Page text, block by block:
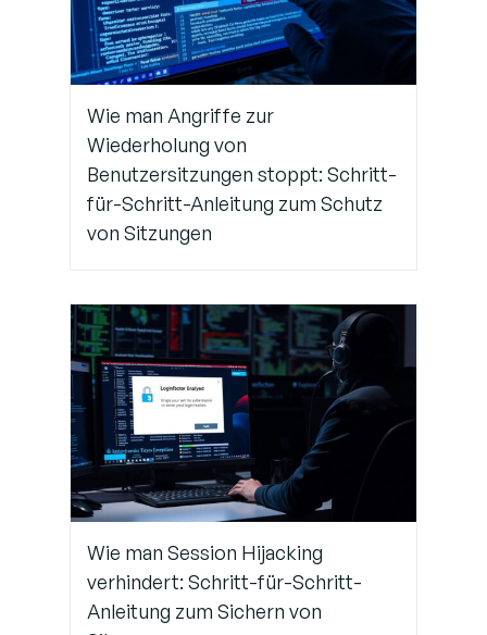
Schritt 6:
Sitzungsabbrüche
prüfen
Wie man Angriffe zur
Wiederholung von
Benutzersitzungen stoppt: Schritt-
für-Schritt-Anleitung zum Schutz
von Sitzungen
Wie man Session Hijacking
verhindert: Schritt-für-Schritt-
Anleitung zum Sichern von